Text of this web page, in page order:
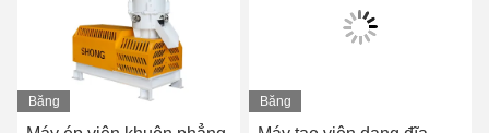
Băng
hình
Băng
hình